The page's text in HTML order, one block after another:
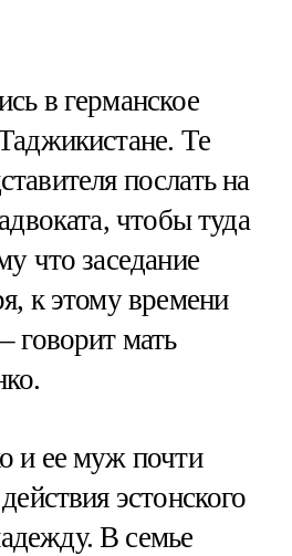
в германское
Те
послать на
чтобы туда
что заседание
к этому времени
говорит мать
и ее муж почти
эстонского
В семье